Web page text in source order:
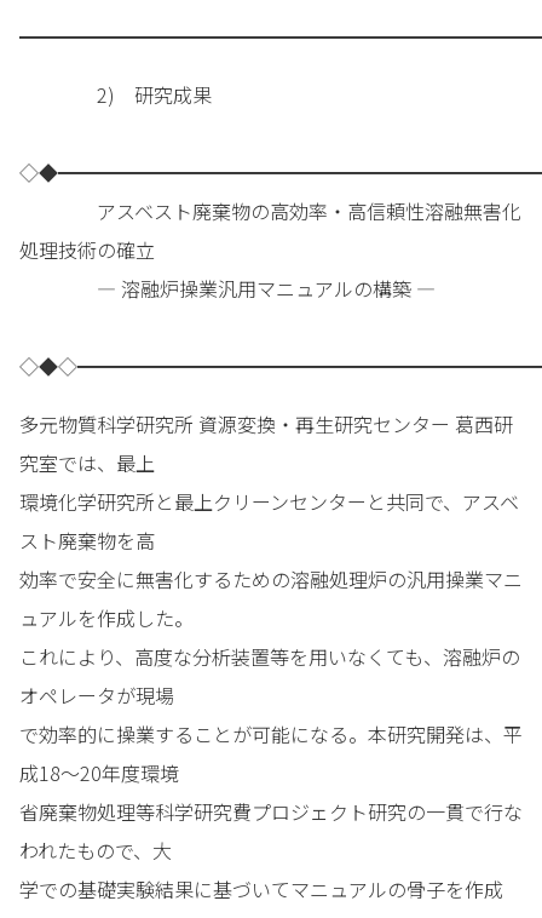
2) 研究成果
アスベスト廃棄物の高効率・高信頼性溶融無害化
処理技術の確立
― 溶融炉操業汎用マニュアルの構築 ―
多元物質科学研究所 資源変換・再生研究センター 葛西研
究室では、最上
環境化学研究所と最上クリーンセンターと共同で、アスベ
スト廃棄物を高
効率で安全に無害化するための溶融処理炉の汎用操業マニ
ュアルを作成した。
これにより、高度な分析装置等を用いなくても、溶融炉の
オペレータが現場
で効率的に操業することが可能になる。本研究開発は、平
成18～20年度環境
省廃棄物処理等科学研究費プロジェクト研究の一貫で行な
われたもので、大
学での基礎実験結果に基づいてマニュアルの骨子を作成